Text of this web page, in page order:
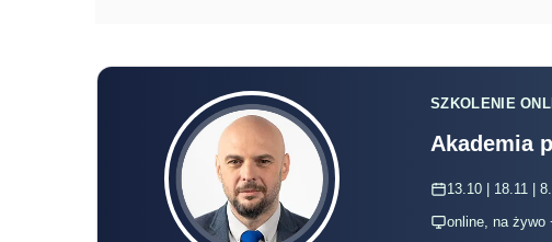
SZKOLENIE
Akademia
13.10 | 18.11 |
online, na żywo